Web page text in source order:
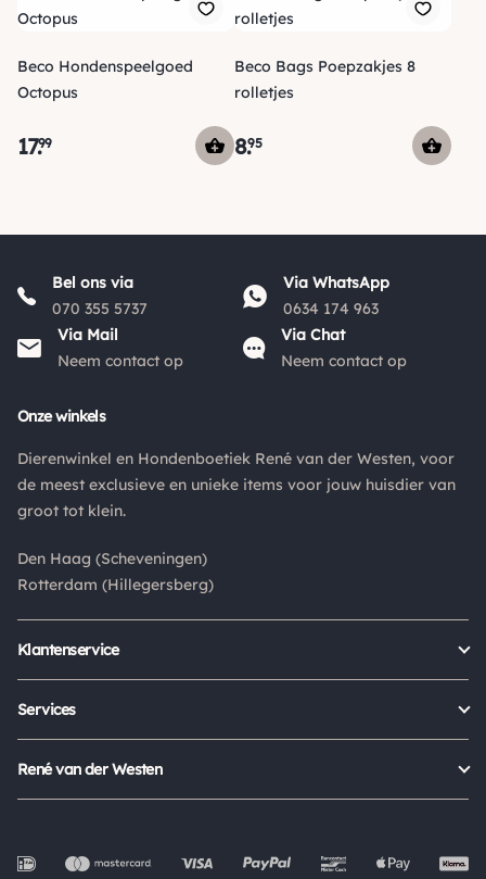
Beco Hondenspeelgoed
Octopus
17.99
Beco Bags Poepzakjes 8
rolletjes
8.95
Bel ons via
070 355 5737
Via WhatsApp
0634 174 963
Via Mail
Neem contact op
Via Chat
Neem contact op
Onze winkels
Dierenwinkel en Hondenboetiek René van der Westen, voor
de meest exclusieve en unieke items voor jouw huisdier van
groot tot klein.
Den Haag (Scheveningen)
Rotterdam (Hillegersberg)
Klantenservice
Retour aanmelden
Status bestelling
Mijn account
Services
Algemene voorwaarden
René van der Westen
Werken bij